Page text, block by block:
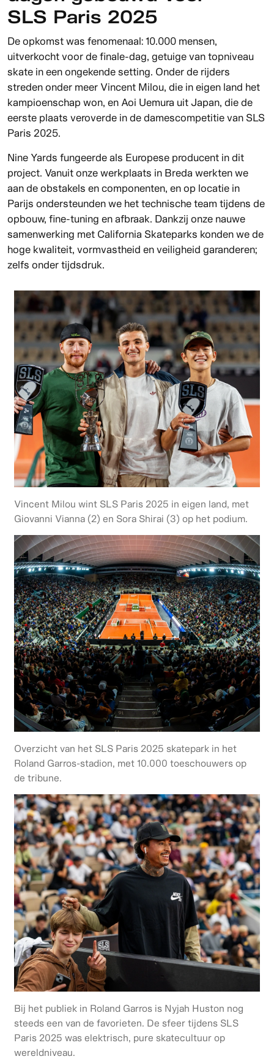
SLS Paris 2025
De opkomst was fenomenaal: 10.000 mensen,
uitverkocht voor de finale-dag, getuige van topniveau
skate in een ongekende setting. Onder de rijders
streden onder meer Vincent Milou, die in eigen land het
kampioenschap won, en Aoi Uemura uit Japan, die de
eerste plaats veroverde in de damescompetitie van SLS
Paris 2025.
Nine Yards fungeerde als Europese producent in dit
project. Vanuit onze werkplaats in Breda werkten we
aan de obstakels en componenten, en op locatie in
Parijs ondersteunden we het technische team tijdens de
opbouw, fine-tuning en afbraak. Dankzij onze nauwe
samenwerking met California Skateparks konden we de
hoge kwaliteit, vormvastheid en veiligheid garanderen;
zelfs onder tijdsdruk.
Vincent Milou wint SLS Paris 2025 in eigen land, met
Giovanni Vianna (2) en Sora Shirai (3) op het podium.
Overzicht van het SLS Paris 2025 skatepark in het
Roland Garros-stadion, met 10.000 toeschouwers op
de tribune.
Bij het publiek in Roland Garros is Nyjah Huston nog
steeds een van de favorieten. De sfeer tijdens SLS
Paris 2025 was elektrisch, pure skatecultuur op
wereldniveau.